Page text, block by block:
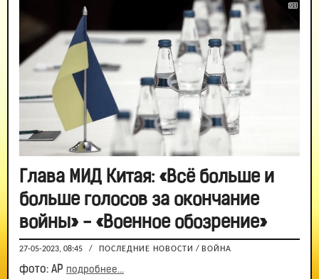
Глава МИД Китая: «Всё больше и
больше голосов за окончание
войны» - «Военное обозрение»
27-05-2023, 08:45 / ПОСЛЕДНИЕ НОВОСТИ / ВОЙНА
фото: AP подробнее...